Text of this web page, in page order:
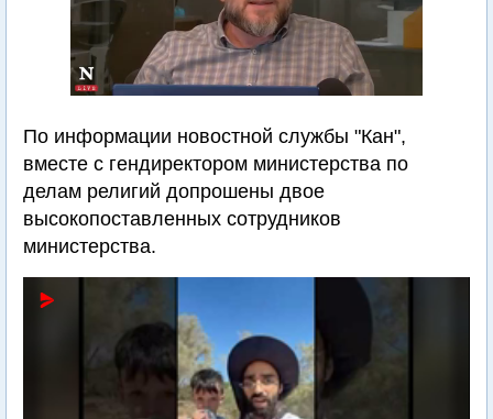
По информации новостной службы "Кан",
вместе с гендиректором министерства по
делам религий допрошены двое
высокопоставленных сотрудников
министерства.